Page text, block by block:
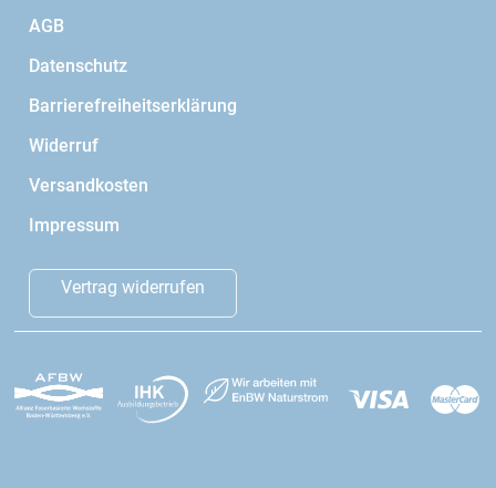
AGB
Datenschutz
Barrierefreiheitserklärung
Widerruf
Versandkosten
Impressum
Vertrag widerrufen